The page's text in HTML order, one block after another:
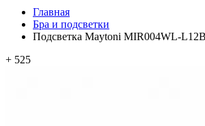
Главная
Бра и подсветки
Подсветка Maytoni MIR004WL-L12B
+ 525